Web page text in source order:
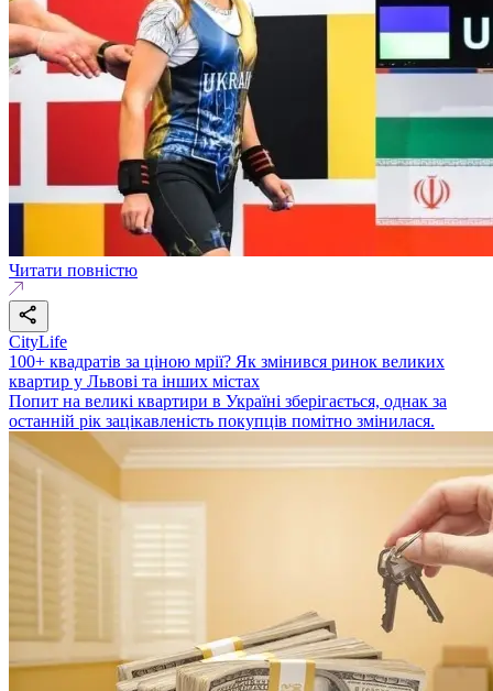
Читати повністю
CityLife
100+ квадратів за ціною мрії? Як змінився ринок великих
квартир у Львові та інших містах
Попит на великі квартири в Україні зберігається, однак за
останній рік зацікавленість покупців помітно змінилася.